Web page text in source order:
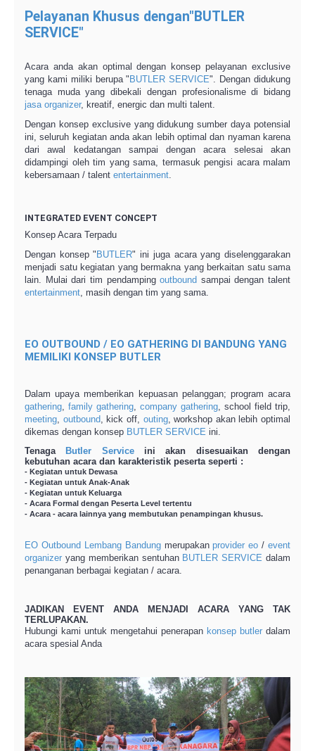
Pelayanan Khusus dengan"BUTLER
SERVICE"
Acara anda akan optimal dengan konsep pelayanan exclusive
yang kami miliki berupa " BUTLER SERVICE". Dengan didukung
tenaga muda yang dibekali dengan profesionalisme di bidang
jasa organizer, kreatif, energic dan multi talent.
Dengan konsep exclusive yang didukung sumber daya potensial
ini, seluruh kegiatan anda akan lebih optimal dan nyaman karena
dari awal kedatangan sampai dengan acara selesai akan
didampingi oleh tim yang sama, termasuk pengisi acara malam
kebersamaan / talent entertainment.
INTEGRATED EVENT CONCEPT
Konsep Acara Terpadu
Dengan konsep "BUTLER" ini juga acara yang diselenggarakan
menjadi satu kegiatan yang bermakna yang berkaitan satu sama
lain. Mulai dari tim pendampingoutbound sampai dengan talent
entertainment , masih dengan tim yang sama.
EO OUTBOUND / EO GATHERING DI BANDUNG YANG
MEMILIKI KONSEP BUTLER
Dalam upaya memberikan kepuasan pelanggan; program acara
gathering, family gathering, company gathering, school field trip,
meeting, outbound, kick off, outing, workshop akan lebih optimal
dikemas dengan konsep BUTLER SERVICE ini.
Tenaga
Butler Serviceini akan disesuaikan dengan
kebutuhan acara dan karakteristik peserta seperti :
- Kegiatan untuk Dewasa
- Kegiatan untuk Anak-Anak
- Kegiatan untuk Keluarga
- Acara Formal dengan Peserta Level tertentu
- Acara - acara lainnya yang membutukan penampingan khusus.
EO Outbound Lembang Bandungmerupakanprovider eo / event
organizer yang memberikan sentuhan BUTLER SERVICE dalam
penanganan berbagai kegiatan / acara.
JADIKAN EVENT ANDA MENJADI ACARA YANG TAK
TERLUPAKAN.
Hubungi kami untuk mengetahui penerapan konsep butler dalam
acara spesial Anda